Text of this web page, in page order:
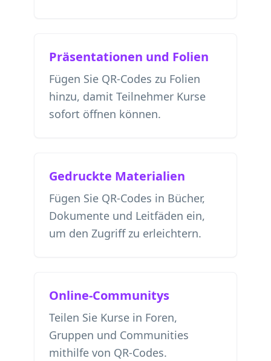
Präsentationen und Folien
Fügen Sie QR-Codes zu Folien
hinzu, damit Teilnehmer Kurse
sofort öffnen können.
Gedruckte Materialien
Fügen Sie QR-Codes in Bücher,
Dokumente und Leitfäden ein,
um den Zugriff zu erleichtern.
Online-Communitys
Teilen Sie Kurse in Foren,
Gruppen und Communities
mithilfe von QR-Codes.